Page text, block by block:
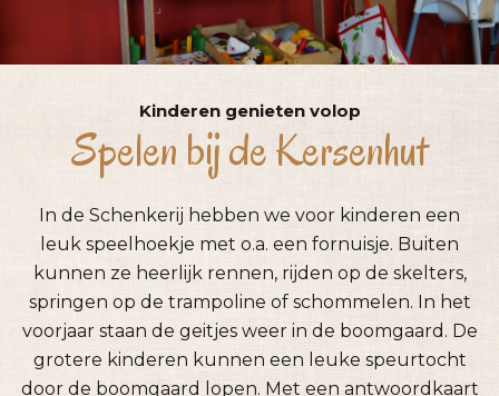
Kinderen genieten volop
Spelen bij de Kersenhut
In de Schenkerij hebben we voor kinderen een
leuk speelhoekje met o.a. een fornuisje. Buiten
kunnen ze heerlijk rennen, rijden op de skelters,
springen op de trampoline of schommelen. In het
voorjaar staan de geitjes weer in de boomgaard. De
grotere kinderen kunnen een leuke speurtocht
door de boomgaard lopen. Met een antwoordkaart